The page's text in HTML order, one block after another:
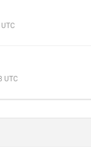
UTC